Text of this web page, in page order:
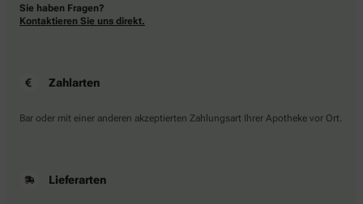
Sie haben Fragen?
Kontaktieren Sie uns direkt.
Zahlarten
Bar oder mit einer anderen akzeptierten Zahlungsart Ihrer Apotheke vor Ort.
Lieferarten